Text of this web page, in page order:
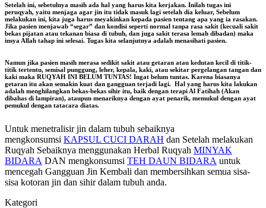
Setelah ini, sebetulnya masih ada hal yang harus kita kerjakan. Inilah tugas ini
peruqyah, yaitu menjaga agar jin itu tidak masuk lagi setelah dia keluar, Sebelum
melakukan ini, kita juga harus meyakinkan kepada pasien tentang apa yang ia rasakan.
Jika pasien menjawab “segar” dan kondisi seperti normal tanpa rasa sakit (kecuali sakit
bekas pijatan atau tekanan biasa di tubuh, dan juga sakit terasa lemah dibadan) maka
insya Allah tahap ini selesai. Tugas kita selanjutnya adalah menasihati pasien.
Namun jika pasien masih merasa sedikit sakit atau getaran atau kedutan kecil di titik-
titik tertentu, semisal punggung, leher, kepala, kaki, atau sekitar pergelangan tangan dan
kaki maka RUQYAH INI BELUM TUNTAS! Ingat belum tuntas. Karena biasanya
getaran itu akan semakin kuat dan gangguan terjadi lagi. Hal yang harus kita lakukan
adalah menghilangkan bekas-bekas sihir itu, baik dengan terapi Al Fatihah (Akan
dibahas di lampiran), ataupun menariknya dengan ayat penarik, memukul dengan ayat
pemukul dengan tatacara diatas.
Untuk menetralisir jin dalam tubuh sebaiknya
mengkonsumsi KAPSUL CUCI DARAH dan Setelah melakukan
Ruqyah Sebaiknya menggunakan Herbal Ruqyah MINYAK
BIDARA DAN mengkonsumsi TEH DAUN BIDARA untuk
mencegah Gangguan Jin Kembali dan membersihkan semua sisa-
sisa kotoran jin dan sihir dalam tubuh anda.
Kategori